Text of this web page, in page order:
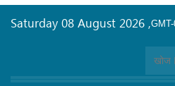
Saturday 08 August 2026 ,